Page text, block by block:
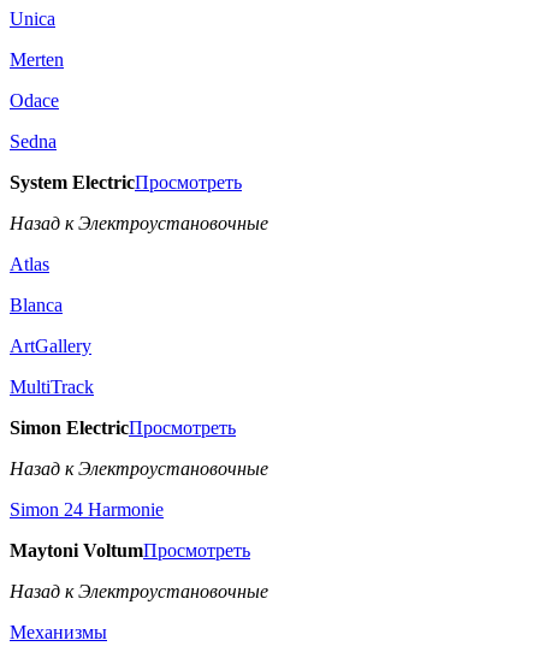
Unica
Merten
Odace
Sedna
System ElectricПросмотреть
Назад к Электроустановочные
Atlas
Blanca
ArtGallery
MultiTrack
Simon ElectricПросмотреть
Назад к Электроустановочные
Simon 24 Harmonie
Maytoni VoltumПросмотреть
Назад к Электроустановочные
Механизмы